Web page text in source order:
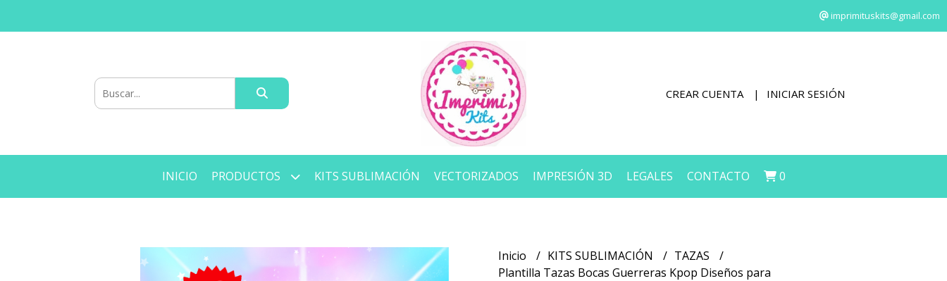
imprimituskits@gmail.com
CREAR CUENTA INICIAR SESIÓN
INICIO PRODUCTOS KITS SUBLIMACIÓN VECTORIZADOS IMPRESIÓN 3D LEGALES CONTACTO 0
Inicio KITS SUBLIMACIÓN
TAZAS
Plantilla Tazas Bocas Guerreras Kpop Diseños para